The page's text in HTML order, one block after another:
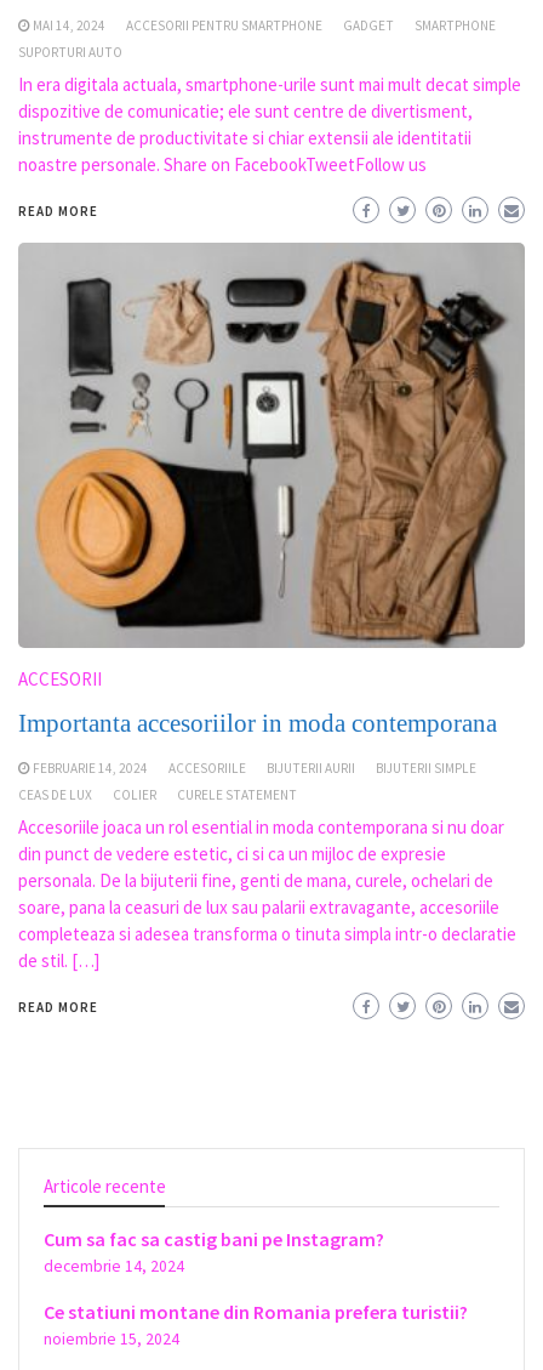
MAI 14, 2024 ACCESORII PENTRU SMARTPHONE GADGET
SMARTPHONE
SUPORTURI AUTO
In era digitala actuala, smartphone-urile sunt mai mult decat simple
dispozitive de comunicatie; ele sunt centre de divertisment,
instrumente de productivitate si chiar extensii ale identitatii
noastre personale. Share on FacebookTweetFollow us
READ MORE
ACCESORII
Importanta accesoriilor in moda contemporana
FEBRUARIE 14, 2024 ACCESORIILE BIJUTERII AURII
BIJUTERII SIMPLE
CEAS DE LUX
COLIER CURELE STATEMENT
Accesoriile joaca un rol esential in moda contemporana si nu doar
din punct de vedere estetic, ci si ca un mijloc de expresie
personala. De la bijuterii fine, genti de mana, curele, ochelari de
soare, pana la ceasuri de lux sau palarii extravagante, accesoriile
completeaza si adesea transforma o tinuta simpla intr-o declaratie
de stil. […]
READ MORE
Articole recente
Cum sa fac sa castig bani pe Instagram?
decembrie 14, 2024
Ce statiuni montane din Romania prefera turistii?
noiembrie 15, 2024